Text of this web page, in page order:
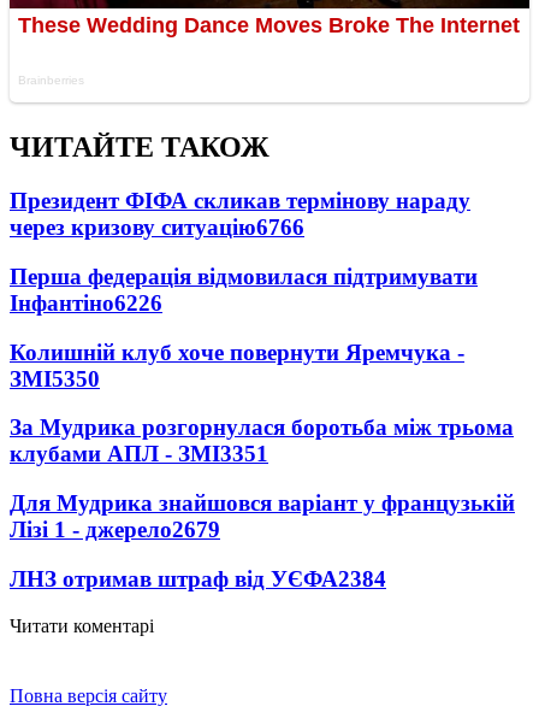
ЧИТАЙТЕ ТАКОЖ
Президент ФІФА скликав термінову нараду
через кризову ситуацію6766
Перша федерація відмовилася підтримувати
Інфантіно6226
Колишній клуб хоче повернути Яремчука -
ЗМІ5350
За Мудрика розгорнулася боротьба між трьома
клубами АПЛ - ЗМІ3351
Для Мудрика знайшовся варіант у французькій
Лізі 1 - джерело2679
ЛНЗ отримав штраф від УЄФА2384
Читати коментарі
Повна версія сайту